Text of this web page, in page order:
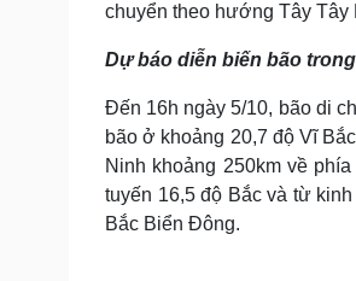
Sức khỏe
Dinh dưỡng - món ngon
Sản phụ khoa
Nhi khoa
Nam khoa
Làm đẹp - giảm cân
chuyển theo hướng Tây Tây
Dự báo diễn biến bão
Đến 16h ngày 5/10, bão di
bão ở khoảng 20,7 độ Vĩ
Ninh khoảng 250km về
tuyến 16,5 độ Bắc và từ
Bắc Biển Đông.